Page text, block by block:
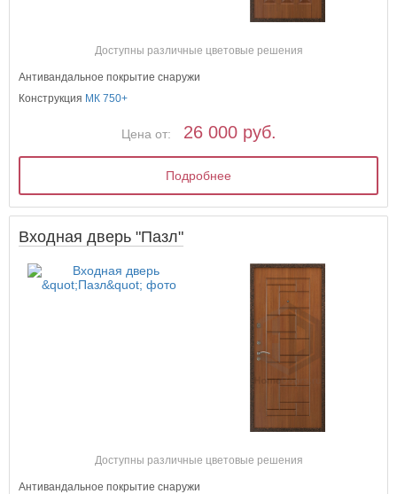
Доступны различные цветовые решения
Антивандальное покрытие снаружи
Конструкция МК 750+
Цена от: 26 000 руб.
Подробнее
Входная дверь "Пазл"
Доступны различные цветовые решения
Антивандальное покрытие снаружи